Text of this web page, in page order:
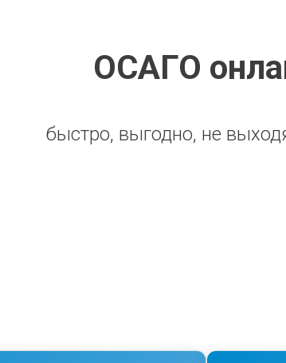
ОСАГО
быстро, выгодно, не